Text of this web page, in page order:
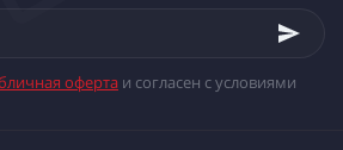
оферта и согласен с условиями